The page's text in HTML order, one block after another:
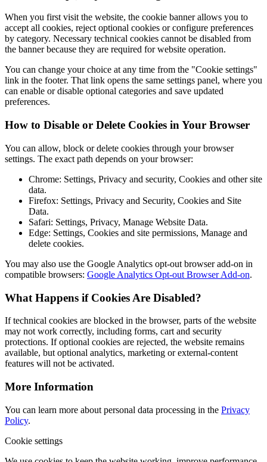
When you first visit the website, the cookie banner allows you to
accept all cookies, reject optional cookies or configure preferences
by category. Necessary technical cookies cannot be disabled from
the banner because they are required for website operation.
You can change your choice at any time from the "Cookie settings"
link in the footer. That link opens the same settings panel, where you
can enable or disable optional categories and save updated
preferences.
How to Disable or Delete Cookies in Your Browser
You can allow, block or delete cookies through your browser
settings. The exact path depends on your browser:
Chrome: Settings, Privacy and security, Cookies and other site
data.
Firefox: Settings, Privacy and Security, Cookies and Site
Data.
Safari: Settings, Privacy, Manage Website Data.
Edge: Settings, Cookies and site permissions, Manage and
delete cookies.
You may also use the Google Analytics opt-out browser add-on in
compatible browsers: Google Analytics Opt-out Browser Add-on.
What Happens if Cookies Are Disabled?
If technical cookies are blocked in the browser, parts of the website
may not work correctly, including forms, cart and security
protections. If optional cookies are rejected, the website remains
available, but optional analytics, marketing or external-content
features will not be activated.
More Information
You can learn more about personal data processing in the Privacy
Policy.
Cookie settings